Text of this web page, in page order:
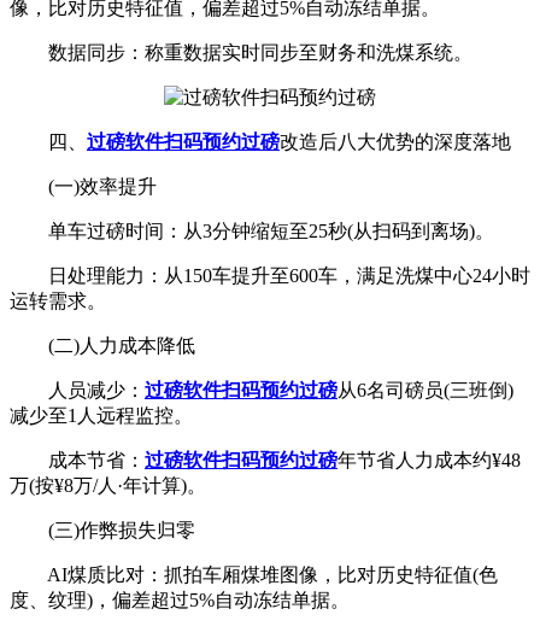
像，比对历史特征值，偏差超过5%自动冻结单据。
数据同步：称重数据实时同步至财务和洗煤系统。
四、 过磅软件扫码预约过磅改造后八大优势的深度落地
(一)效率提升
单车过磅时间：从3分钟缩短至25秒(从扫码到离场)。
日处理能力：从150车提升至600车，满足洗煤中心24小时
运转需求。
(二)人力成本降低
人员减少： 过磅软件扫码预约过磅从6名司磅员(三班倒)
减少至1人远程监控。
成本节省： 过磅软件扫码预约过磅年节省人力成本约¥48
万(按¥8万/人·年计算)。
(三)作弊损失归零
AI煤质比对：抓拍车厢煤堆图像，比对历史特征值(色
度、纹理)，偏差超过5%自动冻结单据。